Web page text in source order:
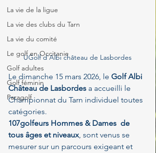
La vie de la ligue
La vie des clubs du Tarn
La vie du comité
Le golf en Occitanie
Golf adultes
Golf féminin
Paragolf
UGolf d'Albi château de Lasbordes
Le dimanche 15 mars 2026, le Golf Albi
Château de Lasbordes a accueilli le
Championnat du Tarn individuel toutes
catégories.
107golfeurs Hommes & Dames  de
tous âges et niveaux, sont venus se
mesurer sur un parcours exigeant et